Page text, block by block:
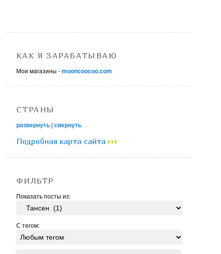
КАК Я ЗАРАБАТЫВАЮ
Мои магазины -mooncoocoo.com
СТРАНЫ
развернуть |свернуть
Подробная карта сайта
ФИЛЬТР
Показать посты из:
С тегом: